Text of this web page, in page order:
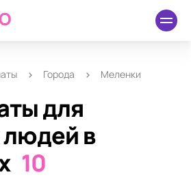
Города Меленки
для
в
10